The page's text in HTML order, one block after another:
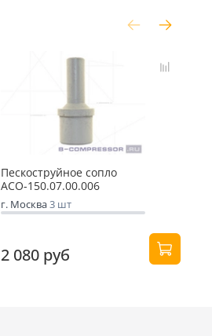
Пескоструйное сопло
АСО-150.07.00.006
г. Москва3 шт
2 080 руб